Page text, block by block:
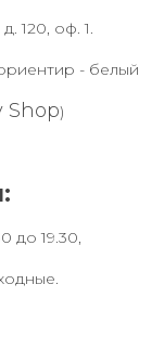
120, оф. 1.
- белый
Shop)
до 19.30,